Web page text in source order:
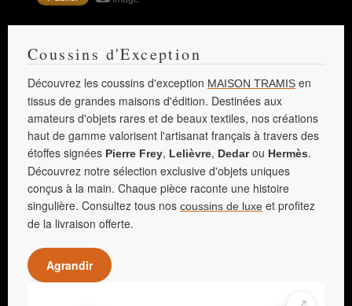
Coussins d'Exception
Découvrez les coussins d'exception MAISON TRAMIS en
tissus de grandes maisons d'édition. Destinées aux
amateurs d'objets rares et de beaux textiles, nos créations
haut de gamme valorisent l'artisanat français à travers des
étoffes signées Pierre Frey, Lelièvre, Dedarou Hermès.
Découvrez notre sélection exclusive d'objets uniques
conçus à la main. Chaque pièce raconte une histoire
singulière. Consultez tous nos coussins de luxe et profitez
de la livraison offerte.
Agrandir